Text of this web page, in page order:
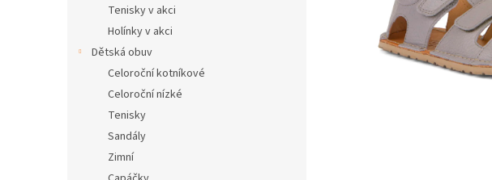
Tenisky v akci
Holínky v akci
Dětská obuv
Celoroční kotníkové
Celoroční nízké
Tenisky
Sandály
Zimní